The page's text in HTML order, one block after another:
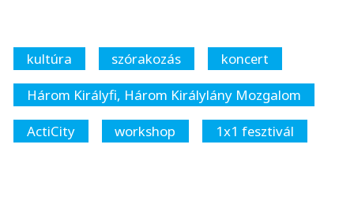
kultúra szórakozás
koncert
Három Királyfi, Három Királylány Mozgalom
ActiCity
workshop 1x1 fesztivál